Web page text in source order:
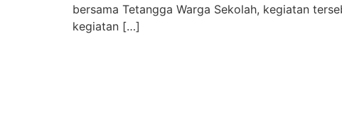
bersama Tetangga Warga Sekolah, kegiatan
kegiatan […]